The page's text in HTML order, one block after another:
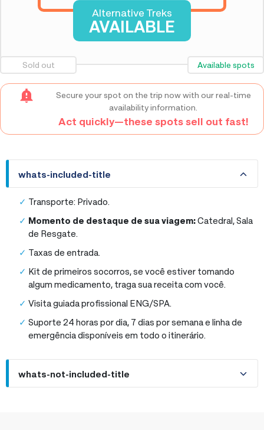
Alternative Treks
AVAILABLE
Sold out Available spots
Secure your spot on the trip now with our real-time
availability information.
Act quickly—these spots sell out fast!
whats-included-title
whats-included-title
Transporte: Privado.
Momento de destaque de sua viagem:Catedral, Sala
de Resgate.
Taxas de entrada.
Kit de primeiros socorros, se você estiver tomando
algum medicamento, traga sua receita com você.
Visita guiada profissional ENG/SPA.
Suporte 24 horas por dia, 7 dias por semana e linha de
emergência disponíveis em todo o itinerário.
whats-not-included-title